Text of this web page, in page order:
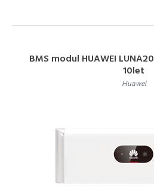
BMS modul HUAWEI
10let
Huawei